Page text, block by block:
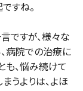
すね。
ですが、様々な
病院での治療に
も、悩み続けて
うよりは、よほ